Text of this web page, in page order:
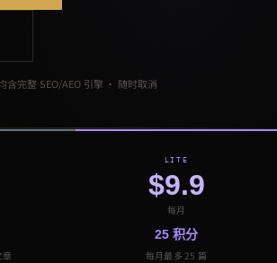
完整 SEO/AEO 引擎 · 随时取消
章
LITE
$9.9
每月
25 积分
每月最多 25 篇